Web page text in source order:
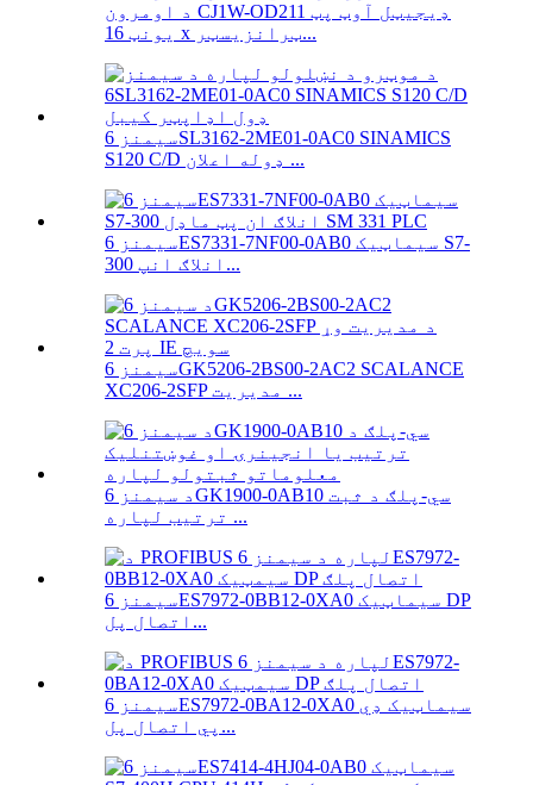
د اومرون CJ1W-OD211 ډیجیټل آوټ پټ
یونټ 16 x ټرانزیسټر...
سیمنز 6SL3162-2ME01-0AC0 SINAMICS
S120 C/D ډوله اعلان ...
سیمنز 6ES7331-7NF00-0AB0 سیماټیک S7-
300 انلاګ انپ...
سیمنز 6GK5206-2BS00-2AC2 SCALANCE
XC206-2SFP مدیریت ...
د سیمنز 6GK1900-0AB10 سي-پلګ د ثبت
ترتیب لپاره ...
سیمنز 6ES7972-0BB12-0XA0 سیماټیک DP
اتصال پل...
سیمنز 6ES7972-0BA12-0XA0 سیماټیک ډي
پي اتصال پل...